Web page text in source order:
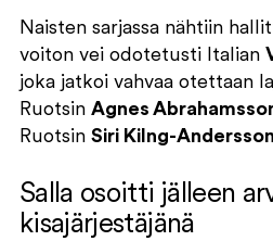
Naisten sarjassa nähtiin
voiton vei odotetusti Italian
joka jatkoi vahvaa otettaan
Ruotsin Agnes
Ruotsin Siri Kilng-Andersson
Salla osoitti jälleen
kisajärjestäjänä